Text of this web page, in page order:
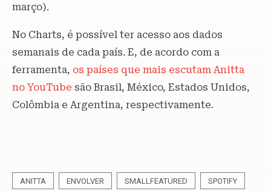
março).
No Charts, é possível ter acesso aos dados
semanais de cada país. E, de acordo com a
ferramenta, os países que mais escutam Anitta
no YouTube são Brasil, México, Estados Unidos,
Colômbia e Argentina, respectivamente.
ANITTA ENVOLVER SMALLFEATURED SPOTIFY